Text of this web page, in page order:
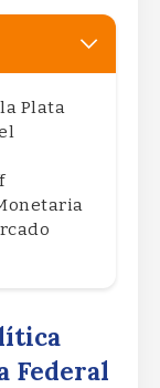
Plata
Federal